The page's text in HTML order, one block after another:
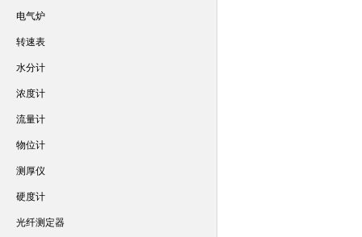
电气炉
转速表
水分计
浓度计
流量计
物位计
测厚仪
硬度计
光纤测定器